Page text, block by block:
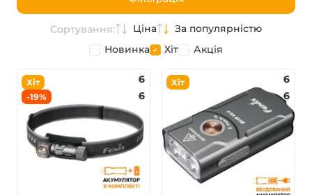
Сортування: Ціна
За популярністю
Новинка
Хіт Акція
Хіт
-19%
6
6
Хіт
6
6